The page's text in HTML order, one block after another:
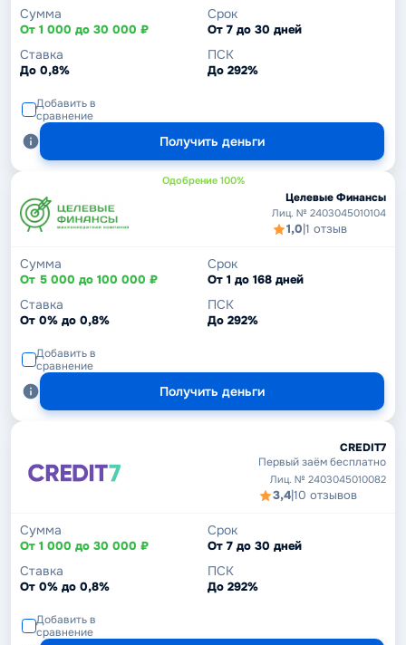
Сумма
От 1 000 до 30 000 ₽
Срок
От 7 до 30 дней
Ставка
До 0,8%
ПСК
До 292%
Добавить в
сравнение
Получить деньги
Одобрение 100%
Целевые Финансы
Лиц. № 2403045010104
1,0|1 отзыв
Сумма
От 5 000 до 100 000 ₽
Срок
От 1 до 168 дней
Ставка
От 0% до 0,8%
ПСК
До 292%
Добавить в
сравнение
Получить деньги
CREDIT7
Первый заём бесплатно
Лиц. № 2403045010082
3,4|10 отзывов
Сумма
От 1 000 до 30 000 ₽
Срок
От 7 до 30 дней
Ставка
От 0% до 0,8%
ПСК
До 292%
Добавить в
сравнение